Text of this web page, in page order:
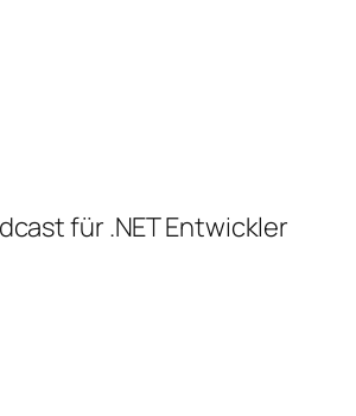
für .NET Entwickler